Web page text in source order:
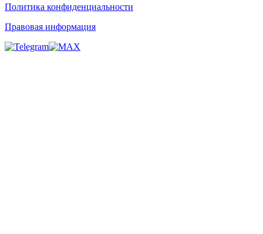
Политика конфиденциальности
Правовая информация